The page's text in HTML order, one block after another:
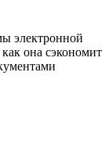
электронной
она сэкономит